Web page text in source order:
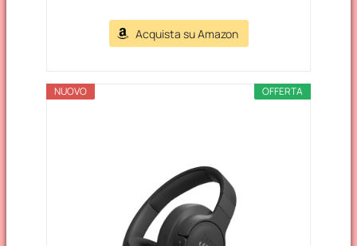
Acquista su Amazon
OFFERTA
NUOVO